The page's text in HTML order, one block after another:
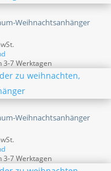
Weihnachtsanhänger
3-7 Werktagen
Weihnachtsanhänger
3-7 Werktagen